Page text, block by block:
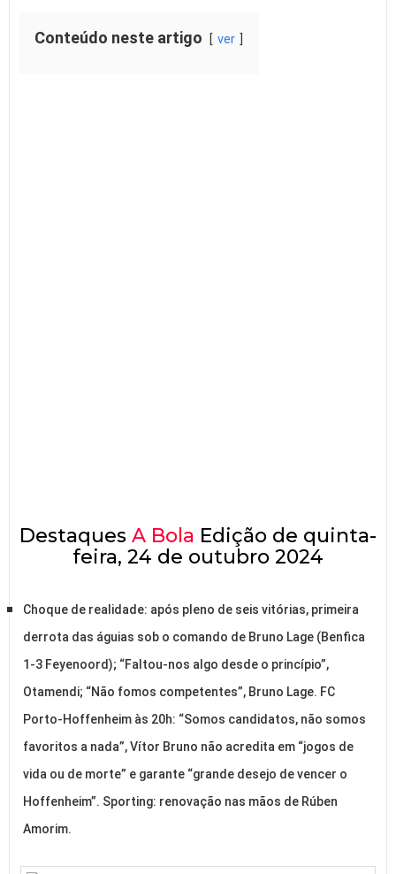
Conteúdo neste artigo ver
Destaques A Bola Edição de quinta-
feira, 24 de outubro 2024
Choque de realidade: após pleno de seis vitórias, primeira
derrota das águias sob o comando de Bruno Lage (Benfica
1-3 Feyenoord); “Faltou-nos algo desde o princípio”,
Otamendi; “Não fomos competentes”, Bruno Lage. FC
Porto-Hoffenheim às 20h: “Somos candidatos, não somos
favoritos a nada”, Vítor Bruno não acredita em “jogos de
vida ou de morte” e garante “grande desejo de vencer o
Hoffenheim”. Sporting: renovação nas mãos de Rúben
Amorim.